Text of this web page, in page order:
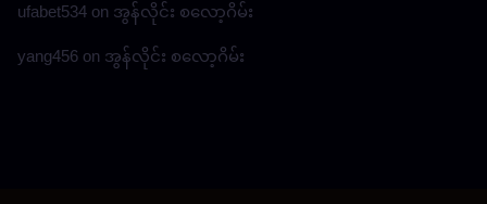
ufabet534 on အွန်လိုင်း စလော့ဂိမ်း
yang456 on အွန်လိုင်း စလော့ဂိမ်း